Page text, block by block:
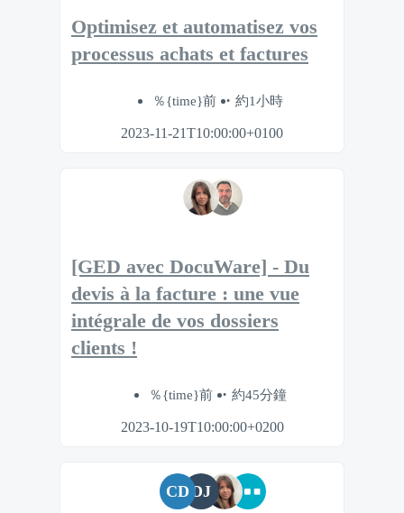
Optimisez et automatisez vos
processus achats et factures
％{time}前 約1小時
2023-11-21T10:00:00+0100
[GED avec DocuWare] - Du
devis à la facture : une vue
intégrale de vos dossiers
clients !
％{time}前 約45分鐘
2023-10-19T10:00:00+0200
CD DJ